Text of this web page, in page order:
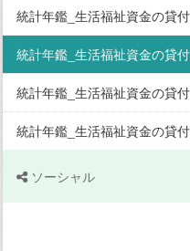
統計年鑑_生活福祉資金の貸
統計年鑑_生活福祉資金の貸
統計年鑑_生活福祉資金の貸
統計年鑑_生活福祉資金の貸
ソーシャル